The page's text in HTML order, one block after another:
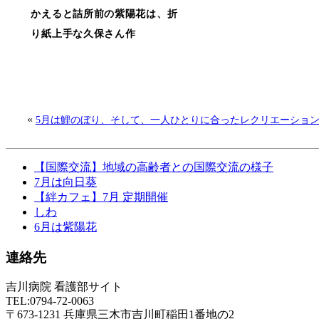
かえると詰所前の紫陽花は、折
り紙上手な久保さん作
« 5月は鯉のぼり、そして、一人ひとりに合ったレクリエーショ
【国際交流】地域の高齢者との国際交流の様子
7月は向日葵
【絆カフェ】7月 定期開催
しわ
6月は紫陽花
連絡先
吉川病院 看護部サイト
TEL:0794-72-0063
〒673-1231 兵庫県三木市吉川町稲田1番地の2